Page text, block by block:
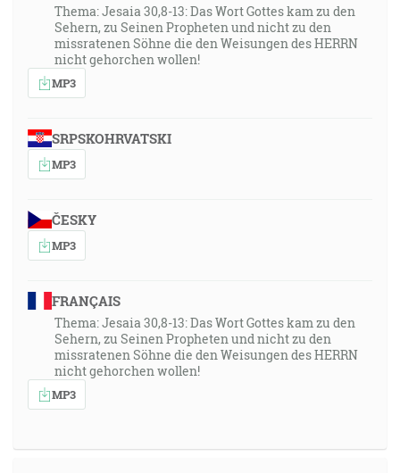
Thema: Jesaia 30,8-13: Das Wort Gottes kam zu den
Sehern, zu Seinen Propheten und nicht zu den
missratenen Söhne die den Weisungen des HERRN
nicht gehorchen wollen!
MP3
SRPSKOHRVATSKI
MP3
ČESKY
MP3
FRANÇAIS
Thema: Jesaia 30,8-13: Das Wort Gottes kam zu den
Sehern, zu Seinen Propheten und nicht zu den
missratenen Söhne die den Weisungen des HERRN
nicht gehorchen wollen!
MP3